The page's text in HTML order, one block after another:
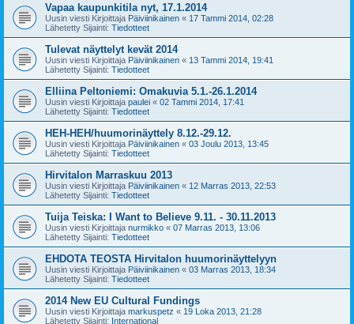
Vapaa kaupunkitila nyt, 17.1.2014
Uusin viesti Kirjoittaja Päiviinikainen « 17 Tammi 2014, 02:28
Lähetetty Sijainti: Tiedotteet
Tulevat näyttelyt kevät 2014
Uusin viesti Kirjoittaja Päiviinikainen « 13 Tammi 2014, 19:41
Lähetetty Sijainti: Tiedotteet
Elliina Peltoniemi: Omakuvia 5.1.-26.1.2014
Uusin viesti Kirjoittaja paulei « 02 Tammi 2014, 17:41
Lähetetty Sijainti: Tiedotteet
HEH-HEH/huumorinäyttely 8.12.-29.12.
Uusin viesti Kirjoittaja Päiviinikainen « 03 Joulu 2013, 13:45
Lähetetty Sijainti: Tiedotteet
Hirvitalon Marraskuu 2013
Uusin viesti Kirjoittaja Päiviinikainen « 12 Marras 2013, 22:53
Lähetetty Sijainti: Tiedotteet
Tuija Teiska: I Want to Believe 9.11. - 30.11.2013
Uusin viesti Kirjoittaja nurmikko « 07 Marras 2013, 13:06
Lähetetty Sijainti: Tiedotteet
EHDOTA TEOSTA Hirvitalon huumorinäyttelyyn
Uusin viesti Kirjoittaja Päiviinikainen « 03 Marras 2013, 18:34
Lähetetty Sijainti: Tiedotteet
2014 New EU Cultural Fundings
Uusin viesti Kirjoittaja markuspetz « 19 Loka 2013, 21:28
Lähetetty Sijainti: International